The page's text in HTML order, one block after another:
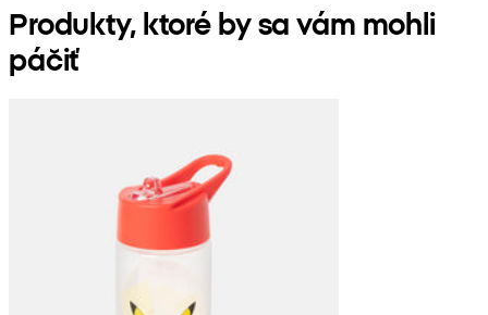
Produkty, ktoré by sa vám mohli
páčiť